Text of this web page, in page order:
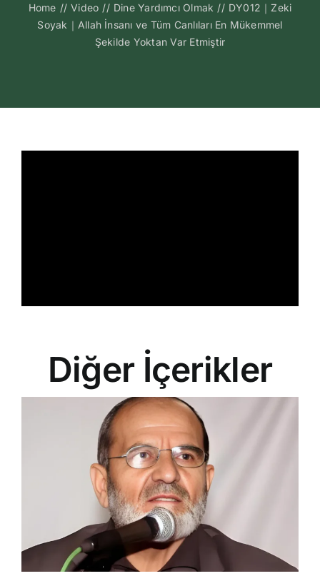
Medya
Home // Video // Dine Yardımcı Olmak // DY012｜Zeki
Soyak｜Allah İnsanı ve Tüm Canlıları En Mükemmel
Şekilde Yoktan Var Etmiştir
Diğer İçerikler